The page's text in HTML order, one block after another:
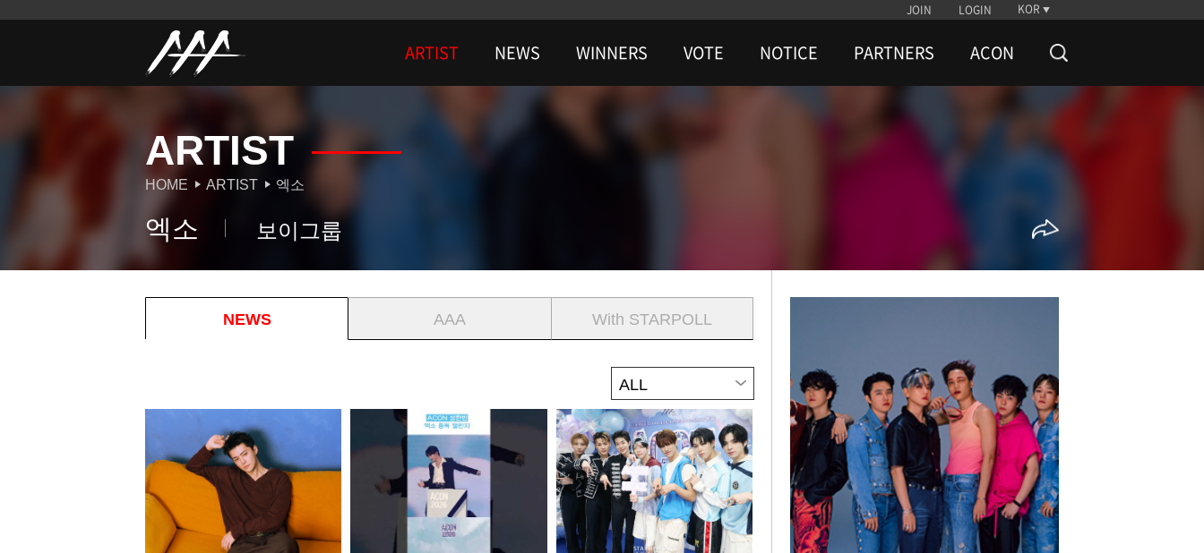
JOIN LOGIN KOR
ARTIST NEWS WINNERS VOTE NOTICE PARTNERS ACON
ARTIST
HOME ARTIST 엑소
엑소 보이그룹
NEWS AAA With STARPOLL
ALL